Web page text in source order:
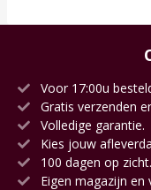
Voor 17:00u
Gratis verzenden
Volledige garantie.
Kies jouw
100 dagen op zicht.
Eigen magazijn en